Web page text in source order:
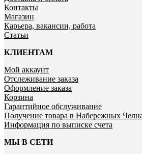
Контакты
Магазин
Карьера, вакансии, работа
Статьи
КЛИЕНТАМ
Мой аккаунт
Отслеживание заказа
Оформление заказа
Корзина
Гарантийное обслуживание
Получение товара в Набережных
Информация по выписке счета
МЫ В СЕТИ